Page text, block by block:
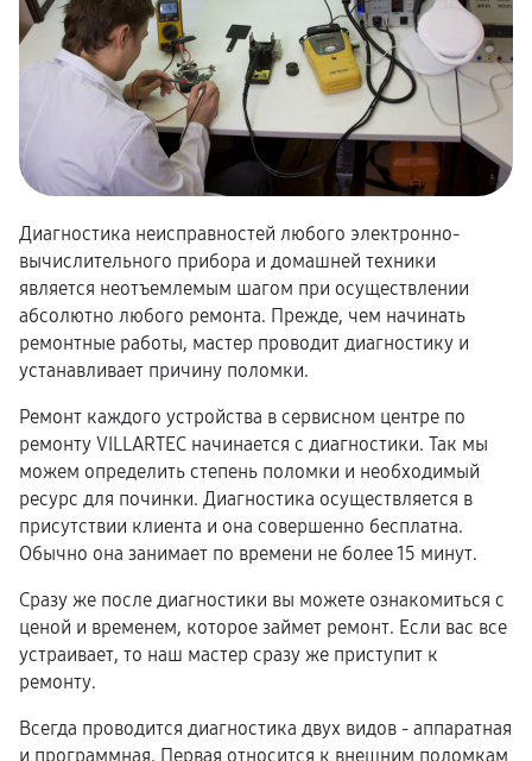
Диагностика неисправностей любого электронно-
вычислительного прибора и домашней техники
является неотъемлемым шагом при осуществлении
абсолютно любого ремонта. Прежде, чем начинать
ремонтные работы, мастер проводит диагностику и
устанавливает причину поломки.
Ремонт каждого устройства в сервисном центре по
ремонту VILLARTEC начинается с диагностики. Так мы
можем определить степень поломки и необходимый
ресурс для починки. Диагностика осуществляется в
присутствии клиента и она совершенно бесплатна.
Обычно она занимает по времени не более 15 минут.
Сразу же после диагностики вы можете ознакомиться с
ценой и временем, которое займет ремонт. Если вас все
устраивает, то наш мастер сразу же приступит к
ремонту.
Всегда проводится диагностика двух видов - аппаратная
и программная. Первая относится к внешним поломкам